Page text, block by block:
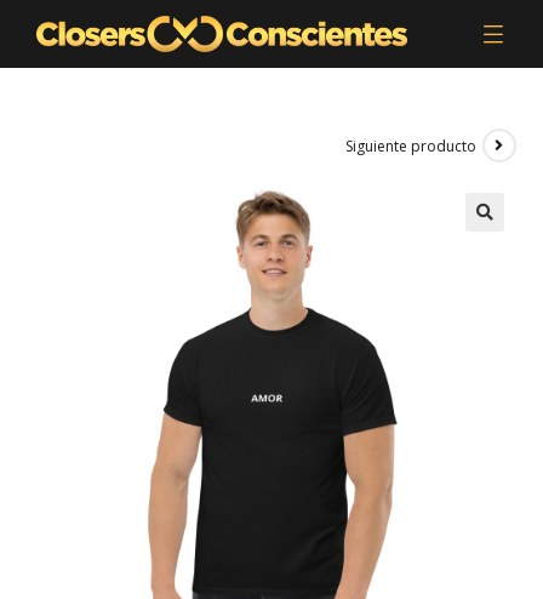
Siguiente producto